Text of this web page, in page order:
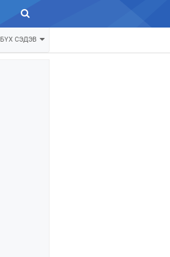
ЗУРХАЙ
БҮХ СЭДЭВ